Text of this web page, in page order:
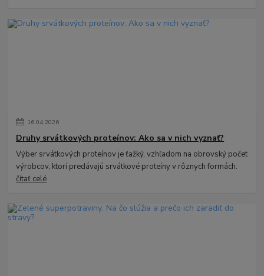
16.04.2026
Druhy srvátkových proteínov: Ako sa v nich vyznať?
Výber srvátkových proteínov je ťažký, vzhľadom na obrovský počet
výrobcov, ktorí predávajú srvátkové proteíny v rôznych formách.
čítať celé